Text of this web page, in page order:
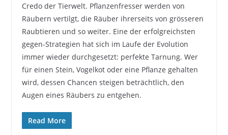
Credo der Tierwelt. Pflanzenfresser werden von
Räubern vertilgt, die Räuber ihrerseits von grösseren
Raubtieren und so weiter. Eine der erfolgreichsten
gegen-Strategien hat sich im Laufe der Evolution
immer wieder durchgesetzt: perfekte Tarnung. Wer
für einen Stein, Vogelkot oder eine Pflanze gehalten
wird, dessen Chancen steigen beträchtlich, den
Augen eines Räubers zu entgehen.
Read More